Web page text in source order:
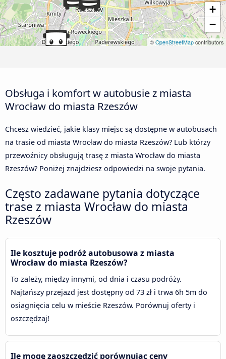
+
−
© OpenStreetMap contributors
Obsługa i komfort w autobusie z miasta
Wrocław do miasta Rzeszów
Chcesz wiedzieć, jakie klasy miejsc są dostępne w autobusach
na trasie od miasta Wrocław do miasta Rzeszów? Lub którzy
przewoźnicy obsługują trasę z miasta Wrocław do miasta
Rzeszów? Poniżej znajdziesz odpowiedzi na swoje pytania.
Często zadawane pytania dotyczące
trase z miasta Wrocław do miasta
Rzeszów
Ile kosztuje podróż autobusowa z miasta
Wrocław do miasta Rzeszów?
To zależy, między innymi, od dnia i czasu podróży.
Najtańszy przejazd jest dostępny od 73 zł i trwa 6h 5m do
osiagnięcia celu w mieście Rzeszów. Porównuj oferty i
oszczędzaj!
Ile mogę zaoszczędzić porównując ceny